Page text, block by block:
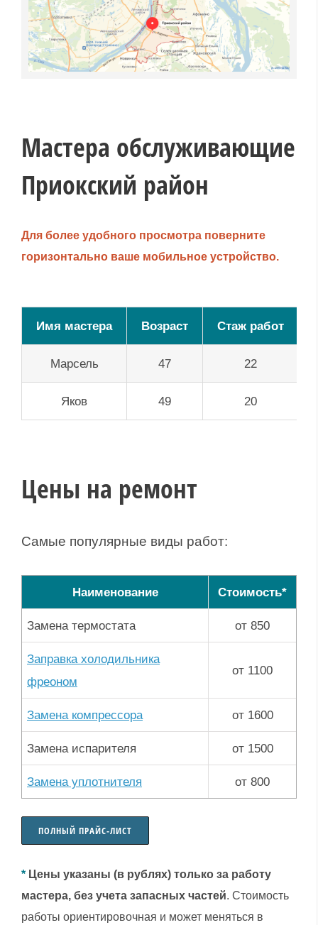
Мастера обслуживающие
Приокский район
Для более удобного просмотра поверните
горизонтально ваше мобильное устройство.
Имя мастера Возраст Стаж работ
Марсель 47 22
Яков 49 20
Цены на ремонт
Самые популярные виды работ:
Наименование Стоимость*
Замена термостата от 850
Заправка холодильника
фреоном
от 1100
Замена компрессора от 1600
Замена испарителя от 1500
Замена уплотнителя от 800
ПОЛНЫЙ ПРАЙС-ЛИСТ
* Цены указаны (в рублях) только за работу
мастера, без учета запасных частей. Стоимость
работы ориентировочная и может меняться в